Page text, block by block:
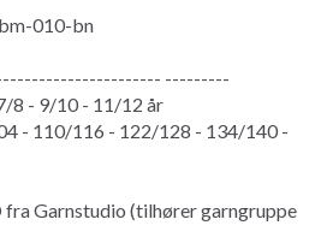
010-bn
---------
8 - 9/10 - 11/12 år
- 110/116 - 122/128 - 134/140 -
fra Garnstudio (tilhører garngruppe